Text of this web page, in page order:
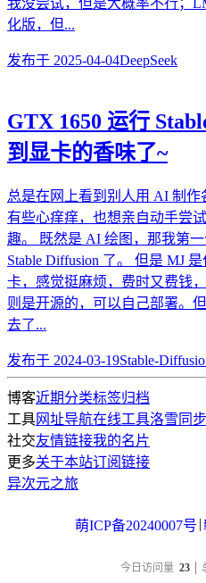
化版，但...
发布于 2025-04-04DeepSeek
GTX 1650 运行
到显卡的香味了~
总是在网上看到别人用 AI 制
有些心痒痒，也想亲自动手尝
趣。 既然是 AI 绘图，那我第
Stable Diffusion 了。 但是 MJ
卡，感觉挺麻烦，费时又费钱
则是开源的，可以自己部署。
去了...
发布于 2024-03-19Stable-
博客近期分类标签归档
工具网址导航在线工具洛雪同步
社交友情链接我的名片
更多关于本站订阅链接
异次元之旅
萌ICP备20240007号 |
今日访问量 23